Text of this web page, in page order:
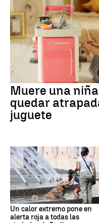
Muere una
quedar
juguete
Un calor extremo pone en
alerta roja a todas las